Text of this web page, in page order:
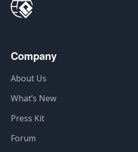
Company
About Us
What’s New
Press Kit
Forum